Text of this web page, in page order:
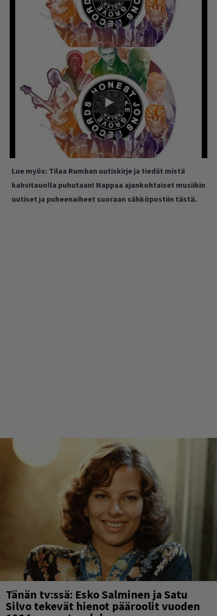
Lue myös: Tilaa Rumban uutiskirje ja tiedät mistä
kahvitauolla puhutaan! Nappaa ajankohtaiset musiikin
uutiset ja puheenaiheet suoraan sähköpostiin tästä.
Tänän tv:ssä: Esko Salminen ja Satu
Silvo tekevät hienot pääroolit vuoden